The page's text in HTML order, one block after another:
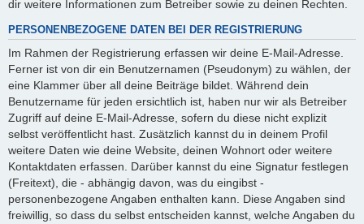
dir weitere Informationen zum Betreiber sowie zu deinen Rechten.
PERSONENBEZOGENE DATEN BEI DER REGISTRIERUNG
Im Rahmen der Registrierung erfassen wir deine E-Mail-Adresse.
Ferner ist von dir ein Benutzernamen (Pseudonym) zu wählen, der
eine Klammer über all deine Beiträge bildet. Während dein
Benutzername für jeden ersichtlich ist, haben nur wir als Betreiber
Zugriff auf deine E-Mail-Adresse, sofern du diese nicht explizit
selbst veröffentlicht hast. Zusätzlich kannst du in deinem Profil
weitere Daten wie deine Website, deinen Wohnort oder weitere
Kontaktdaten erfassen. Darüber kannst du eine Signatur festlegen
(Freitext), die - abhängig davon, was du eingibst -
personenbezogene Angaben enthalten kann. Diese Angaben sind
freiwillig, so dass du selbst entscheiden kannst, welche Angaben du